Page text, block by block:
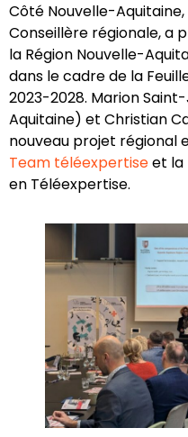
Côté Nouvelle-
Conseillère régionale, a
la Région Nouvelle-
dans le cadre de la
2023-2028. Marion
Aquitaine) et Christian
nouveau projet régional
Team téléexpertiseet la
en Téléexpertise.